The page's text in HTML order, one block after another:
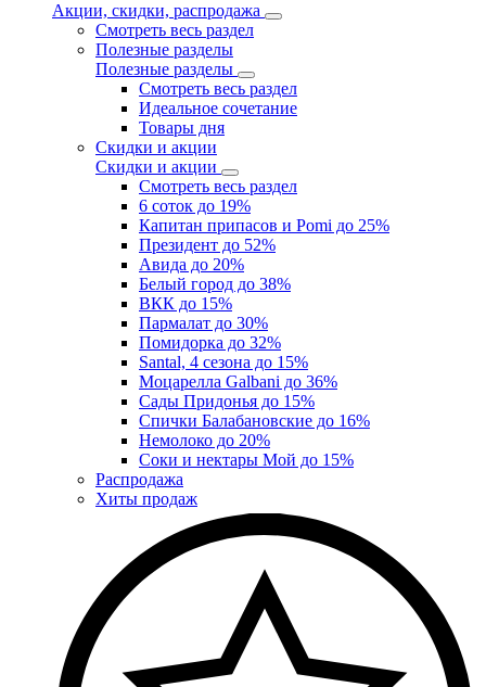
Акции, скидки, распродажа
Смотреть весь раздел
Полезные разделы
Полезные разделы
Смотреть весь раздел
Идеальное сочетание
Товары дня
Скидки и акции
Скидки и акции
Смотреть весь раздел
6 соток до 19%
Капитан припасов и Pomi до 25%
Президент до 52%
Авида до 20%
Белый город до 38%
ВКК до 15%
Пармалат до 30%
Помидорка до 32%
Santal, 4 сезона до 15%
Моцарелла Galbani до 36%
Сады Придонья до 15%
Спички Балабановские до 16%
Немолоко до 20%
Соки и нектары Мой до 15%
Распродажа
Хиты продаж